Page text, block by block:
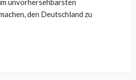
unvorhersehbarsten
den Deutschland zu